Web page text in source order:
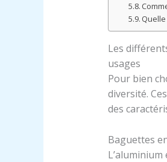
Les
usages
Pour bien
diversité.
des
Baguettes